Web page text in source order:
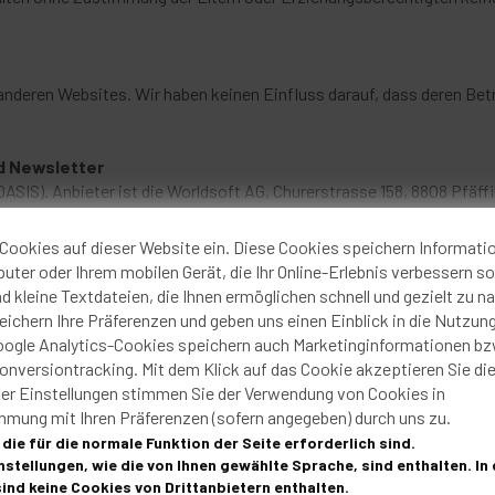
Websites. Wir haben keinen Einfluss darauf, dass deren
Newsletter
Anbieter ist die Worldsoft AG, Churerstrasse 158, 8808
mit dem Daten organisiert und analysiert werden kann.
über ein Web-Formular oder bei einer Bestellung übermitteln,
Die EU-Kommission hat der Schweiz nach entsprechender
Eine Datenübermittlung von der EU in die Schweiz ist
Daten auf unsere Datenschutzbestimmungen hin. Mit der
der gesetzlichen Regelungen, erheben, verarbeiten und nutzen
bei der Übermittlung Ihrer Daten. Ihre Daten werden für
ein Produkt, werden Ihre Daten zur Erstellung und den Versand
auf dieser Website ein. Diese Cookies speichern
oder Ihrem mobilen Gerät, die Ihr Online-Erlebnis verbessern
kleine Textdateien, die Ihnen ermöglichen schnell und gezielt zu
Ihre Präferenzen und geben uns einen Einblick in die
Analytics-Cookies speichern auch Marketinginformationen
Mit dem Klick auf das Cookie akzeptieren Sie
Einstellungen stimmen Sie der Verwendung von Cookies in
mit Ihren Präferenzen (sofern angegeben) durch uns zu.
die für die normale Funktion der Seite erforderlich sind.
wie die von Ihnen gewählte Sprache, sind enthalten. In
keine Cookies von Drittanbietern enthalten.